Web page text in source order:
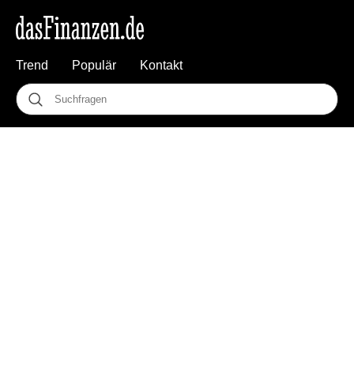
Trend Populär Kontakt